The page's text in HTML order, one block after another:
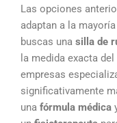
Las opciones
adaptan a la
buscas una silla de
la medida exacta
empresas
significativamente
una fórmula médica